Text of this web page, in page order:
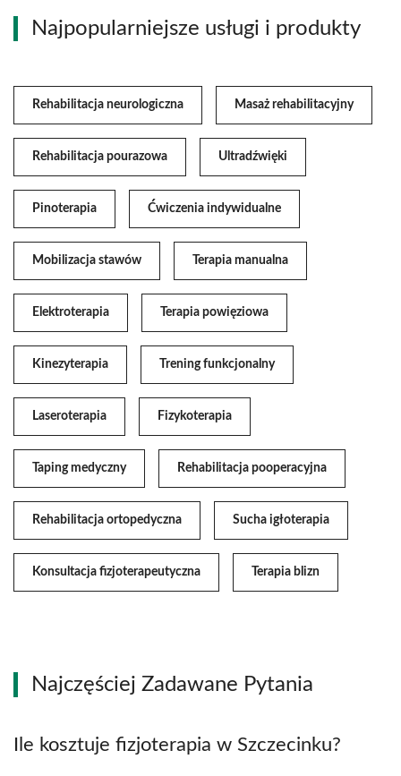
Najpopularniejsze usługi i produkty
Rehabilitacja neurologiczna Masaż rehabilitacyjny
Rehabilitacja pourazowa Ultradźwięki
Pinoterapia Ćwiczenia indywidualne
Mobilizacja stawów Terapia manualna
Elektroterapia Terapia powięziowa
Kinezyterapia Trening funkcjonalny
Laseroterapia Fizykoterapia
Taping medyczny Rehabilitacja pooperacyjna
Rehabilitacja ortopedyczna Sucha igłoterapia
Konsultacja fizjoterapeutyczna Terapia blizn
Najczęściej Zadawane Pytania
Ile kosztuje fizjoterapia w Szczecinku?